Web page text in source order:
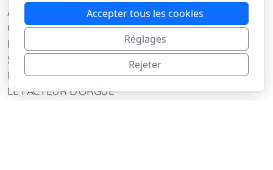
ACCUEIL
QUI SOMMES-NOUS
L'ORGUE
SOUTIEN ET PARRAINAGE
NOS PARTENAIRES
LE FACTEUR D'ORGUE
Accepter tous les cookies
Réglages
Rejeter